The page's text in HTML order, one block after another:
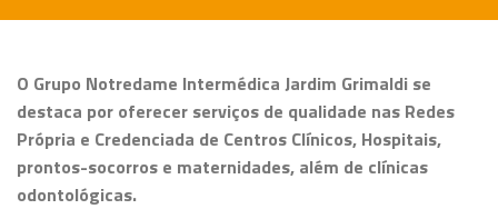
O Grupo Notredame Intermédica Jardim Grimaldi se
destaca por oferecer serviços de qualidade nas Redes
Própria e Credenciada de Centros Clínicos, Hospitais,
prontos-socorros e maternidades, além de clínicas
odontológicas.